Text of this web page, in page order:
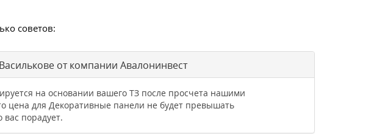
советов:
от компании Авалонинвест
на основании вашего ТЗ после просчета нашими
для Декоративные панели не будет превышать
порадует.